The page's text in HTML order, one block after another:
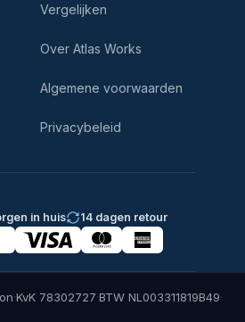
Vergelijken
Over Atlas Works
Algemene voorwaarden
Privacybeleid
in huis
14 dagen retour
·KvK 78302727·BTW NL003311819B49·